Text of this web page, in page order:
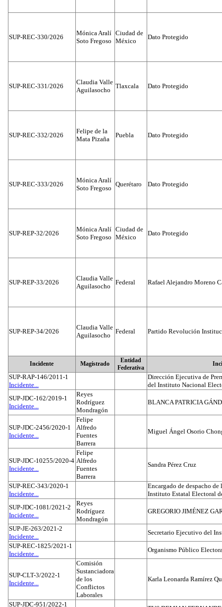
SUP-REC-330/2026
Mónica Aralí
Soto Fregoso
Ciudad de
México
Dato Protegido
SUP-REC-331/2026
Claudia Valle
Aguilasocho
Tlaxcala Dato Protegido
SUP-REC-332/2026
Felipe de la
Mata Pizaña
Puebla Dato Protegido
SUP-REC-333/2026
Mónica Aralí
Soto Fregoso
Querétaro Dato Protegido
SUP-REP-32/2026
Mónica Aralí
Soto Fregoso
Ciudad de
México
Dato Protegido
SUP-REP-33/2026
Claudia Valle
Aguilasocho
Federal Rafael Alejandro Moreno
SUP-REP-34/2026
Claudia Valle
Aguilasocho
Federal Partido Revolución
Incidente Magistrado
Entidad
Federativa
SUP-RAP-146/2011-1
Incidente...
Dirección Ejecutiva de
del Instituto Nacional
SUP-JDC-162/2019-1
Incidente...
Reyes
Rodríguez
Mondragón
BLANCA PATRICIA
SUP-JDC-2456/2020-1
Incidente...
Felipe
Alfredo
Fuentes
Barrera
Miguel Ángel Osorio
SUP-JDC-10255/2020-4
Incidente...
Felipe
Alfredo
Fuentes
Barrera
Sandra Pérez Cruz
SUP-REC-343/2020-1
Incidente...
Encargado de despacho
Instituto Estatal Electoral
SUP-JDC-1081/2021-2
Incidente...
Reyes
Rodríguez
Mondragón
GREGORIO JIMÉNEZ
SUP-JE-263/2021-2
Incidente...
Secretario Ejecutivo del
SUP-REC-1825/2021-1
Incidente...
Organismo Público
SUP-CLT-3/2022-1
Incidente...
Comisión
Sustanciadora
de los
Conflictos
Laborales
Karla Leonarda Ramírez
SUP-JDC-951/2022-1